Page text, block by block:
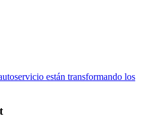
están transformando los